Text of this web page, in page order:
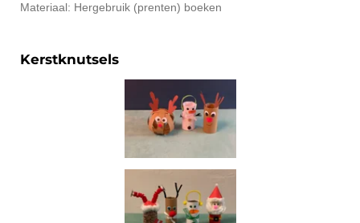
Materiaal: Hergebruik (prenten) boeken
Kerstknutsels